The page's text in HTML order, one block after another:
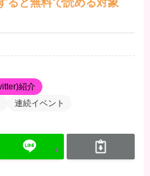
ると無料で読める対象
紹介
連続イベント